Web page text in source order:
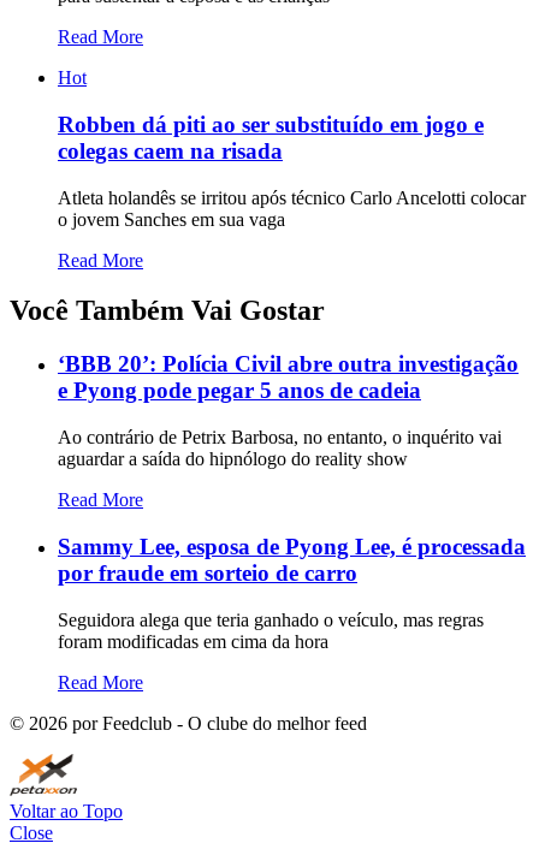
Read More
Hot
Robben dá piti ao ser substituído em jogo e
colegas caem na risada
Atleta holandês se irritou após técnico Carlo Ancelotti colocar
o jovem Sanches em sua vaga
Read More
Você Também Vai Gostar
‘BBB 20’: Polícia Civil abre outra investigação
e Pyong pode pegar 5 anos de cadeia
Ao contrário de Petrix Barbosa, no entanto, o inquérito vai
aguardar a saída do hipnólogo do reality show
Read More
Sammy Lee, esposa de Pyong Lee, é processada
por fraude em sorteio de carro
Seguidora alega que teria ganhado o veículo, mas regras
foram modificadas em cima da hora
Read More
© 2026 por Feedclub - O clube do melhor feed
Voltar ao Topo
Close